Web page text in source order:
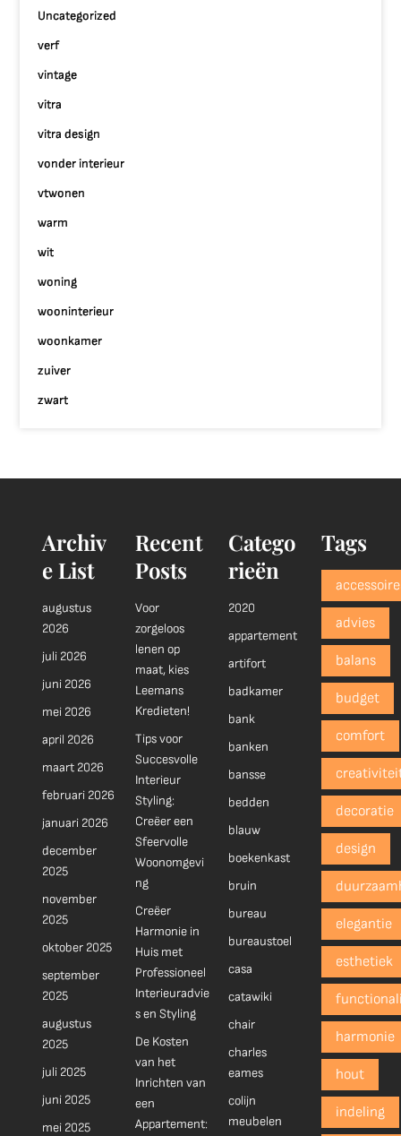
Uncategorized
verf
vintage
vitra
vitra design
vonder interieur
vtwonen
warm
wit
woning
wooninterieur
woonkamer
zuiver
zwart
Archiv
e List
augustus
2026
juli 2026
juni 2026
mei 2026
april 2026
maart 2026
februari 2026
januari 2026
december
2025
november
2025
oktober 2025
september
2025
augustus
2025
juli 2025
juni 2025
mei 2025
Recent
Posts
Voor
zorgeloos
lenen op
maat, kies
Leemans
Kredieten!
Tips voor
Succesvolle
Interieur
Styling:
Creëer een
Sfeervolle
Woonomgevi
ng
Creëer
Harmonie in
Huis met
Professioneel
Interieuradvie
s en Styling
De Kosten
van het
Inrichten van
een
Appartement:
Catego
rieën
2020
appartement
artifort
badkamer
bank
banken
bansse
bedden
blauw
boekenkast
bruin
bureau
bureaustoel
casa
catawiki
chair
charles
eames
colijn
meubelen
Tags
advies
balans
budget
comfort
decoratie
design
elegantie
esthetiek
harmonie
hout
indeling